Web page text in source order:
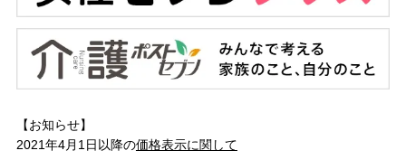
【お知らせ】
2021年4月1日以降の価格表示に関して